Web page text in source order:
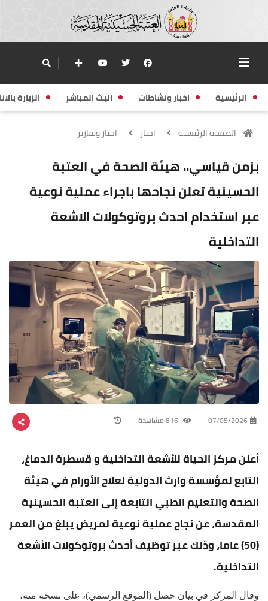
الرئيسية اخبار ونشاطات البث المباشر الزيارة
الصفحة الرئيسية اخبار اخبار وتقارير
بزمن قياسي.. هيئة الصحة في العتبة
الحسينية تعلن نجاحها باجراء عملية نوعية
عبر استخدام احدث بروتوكولات الاشعة
التداخلية
07/05/2026
أعلن مركز الحياة للأشعة التداخلية و قسطرة الدماغ،
التابع لمؤسسة وارث الدولية لعلاج الأورام في هيئة
الصحة والتعليم الطبي التابعة إلى العتبة الحسينية
المقدسة، عن نجاح عملية نوعية لمريض يبلغ من العمر
(50) عاما، وذلك عبر توظيف أحدث بروتوكولات الأشعة
التداخلية.
وقال المركز في بيان حصل (الموقع الرسمي)، على نسخة منه،